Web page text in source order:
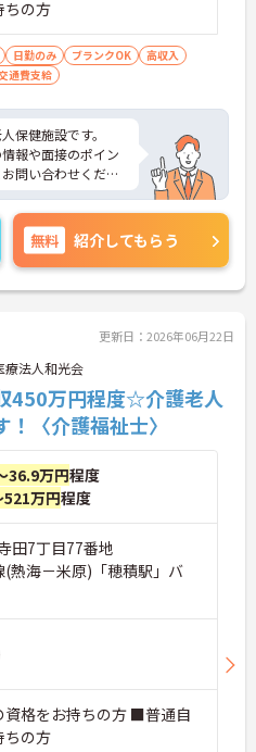
ちの方
日勤のみ ブランクOK
高収入
通費支給
保健施設です。
報や面接のポイン
問い合わせくださ
無料 紹介してもらう
更新日：2026年06月22日
療法人和光会
450万円程度☆介護老人
〈介護福祉士〉
36.9万円程度
万円程度
田7丁目77番地
(熱海－米原)「穂積駅」バ
格をお持ちの方 ■普通自
ちの方